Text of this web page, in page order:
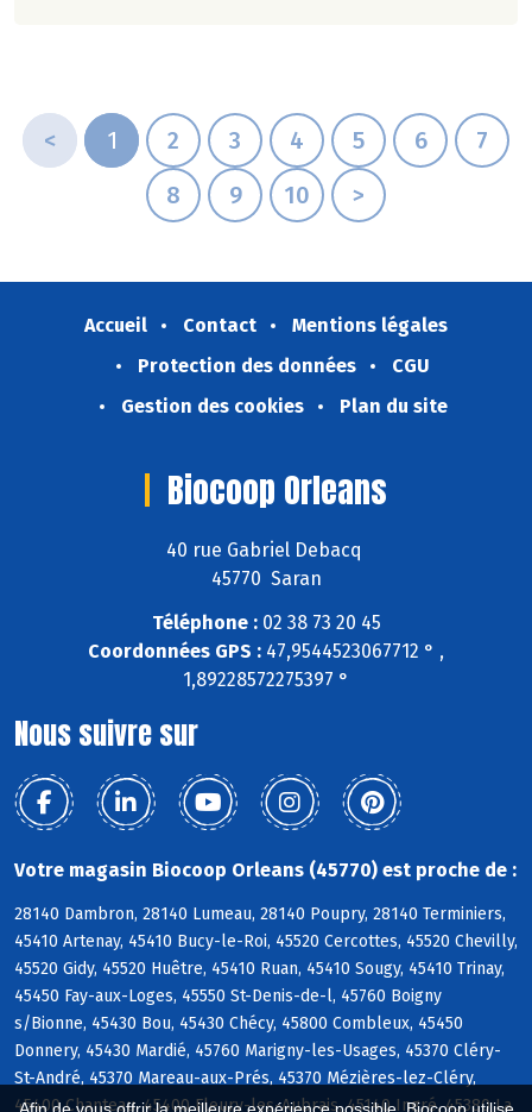
< 1 2 3 4 5 6
7
8
9 10 >
Accueil Contact
Mentions légales
Protection des données
CGU
Gestion des cookies
Plan du site
Biocoop Orleans
40 rue Gabriel Debacq
45770 Saran
Téléphone :02 38 73 20 45
Coordonnées GPS : 47,9544523067712 ° ,
1,89228572275397 °
Nous suivre sur
Votre magasin Biocoop Orleans (45770) est proche de :
28140 Dambron, 28140 Lumeau, 28140 Poupry, 28140 Terminiers,
45410 Artenay, 45410 Bucy-le-Roi, 45520 Cercottes, 45520 Chevilly,
45520 Gidy, 45520 Huêtre, 45410 Ruan, 45410 Sougy, 45410 Trinay,
45450 Fay-aux-Loges, 45550 St-Denis-de-l, 45760 Boigny
s/Bionne, 45430 Bou, 45430 Chécy, 45800 Combleux, 45450
Donnery, 45430 Mardié, 45760 Marigny-les-Usages, 45370 Cléry-
St-André, 45370 Mareau-aux-Prés, 45370 Mézières-lez-Cléry,
45400 Chanteau, 45400 Fleury-les-Aubrais, 45140 Ingré, 45380 La